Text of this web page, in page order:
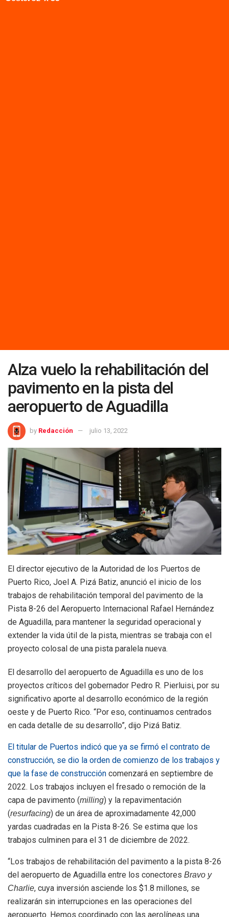
Alza vuelo la rehabilitación del
pavimento en la pista del
aeropuerto de Aguadilla
by Redacción julio 13, 2022
El director ejecutivo de la Autoridad de los Puertos de
Puerto Rico, Joel A. Pizá Batiz, anunció el inicio de los
trabajos de rehabilitación temporal del pavimento de la
Pista 8-26 del Aeropuerto Internacional Rafael Hernández
de Aguadilla, para mantener la seguridad operacional y
extender la vida útil de la pista, mientras se trabaja con el
proyecto colosal de una pista paralela nueva.
El desarrollo del aeropuerto de Aguadilla es uno de los
proyectos críticos del gobernador Pedro R. Pierluisi, por su
significativo aporte al desarrollo económico de la región
oeste y de Puerto Rico. “Por eso, continuamos centrados
en cada detalle de su desarrollo”, dijo Pizá Batiz.
El titular de Puertos indicó que ya se firmó el contrato de
construcción, se dio la orden de comienzo de los trabajos y
que la fase de construcción comenzará en septiembre de
2022. Los trabajos incluyen el fresado o remoción de la
capa de pavimento (milling) y la repavimentación
(resurfacing) de un área de aproximadamente 42,000
yardas cuadradas en la Pista 8-26. Se estima que los
trabajos culminen para el 31 de diciembre de 2022.
“Los trabajos de rehabilitación del pavimento a la pista 8-26
del aeropuerto de Aguadilla entre los conectores Bravo y
Charlie, cuya inversión asciende los $1.8 millones, se
realizarán sin interrupciones en las operaciones del
aeropuerto. Hemos coordinado con las aerolíneas una